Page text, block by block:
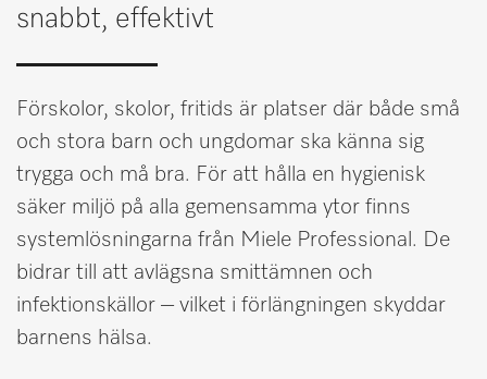
Miele MOVE
snabbt, effektivt
Förskolor, skolor, fritids är platser där både små
och stora barn och ungdomar ska känna sig
trygga och må bra. För att hålla en hygienisk
säker miljö på alla gemensamma ytor finns
systemlösningarna från Miele Professional. De
bidrar till att avlägsna smittämnen och
infektionskällor – vilket i förlängningen skyddar
barnens hälsa.